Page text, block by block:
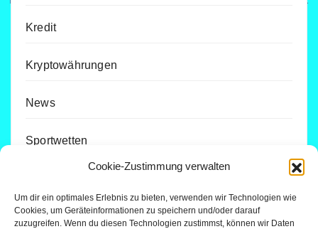
Cookie-Zustimmung verwalten
Um dir ein optimales Erlebnis zu bieten, verwenden wir Technologien wie
Cookies, um Geräteinformationen zu speichern und/oder darauf
zuzugreifen. Wenn du diesen Technologien zustimmst, können wir Daten
Kredit
Kryptowährungen
News
Sportwetten
Trading & Kryptowährungen